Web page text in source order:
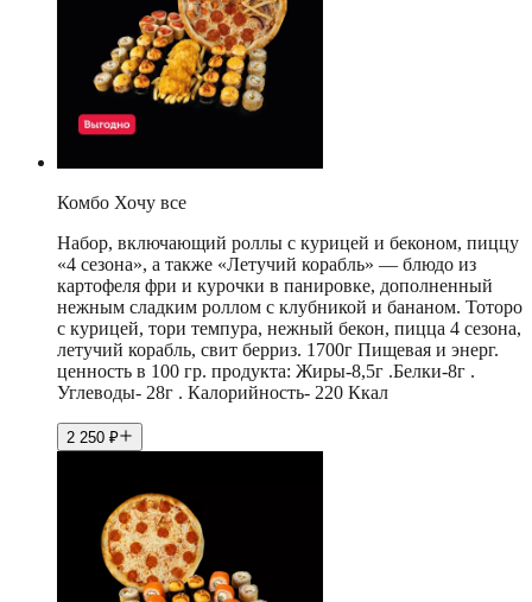
Комбо Хочу все
Набор, включающий роллы с курицей и беконом, пиццу
«4 сезона», а также «Летучий корабль» — блюдо из
картофеля фри и курочки в панировке, дополненный
нежным сладким роллом с клубникой и бананом. Тоторо
с курицей, тори темпура, нежный бекон, пицца 4 сезона,
летучий корабль, свит берриз. 1700г Пищевая и энерг.
ценность в 100 гр. продукта: Жиры-8,5г .Белки-8г .
Углеводы- 28г . Калорийность- 220 Ккал
2 250 ₽